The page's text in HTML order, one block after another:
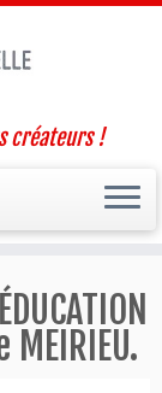
créateurs !
MEIRIEU.